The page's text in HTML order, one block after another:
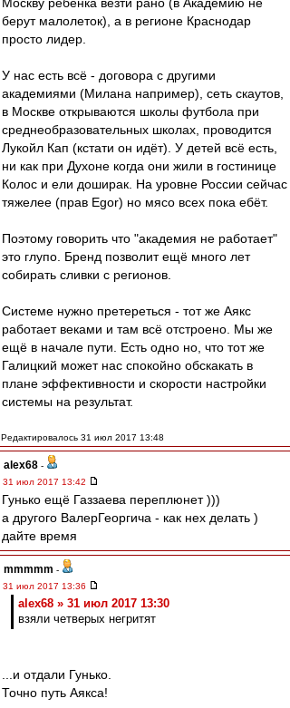
берут малолеток), а в регионе Краснодар
просто лидер.
У нас есть всё - договора с другими
академиями (Милана например), сеть скаутов,
в Москве открываются школы футбола при
среднеобразовательных школах, проводится
Лукойл Кап (кстати он идёт). У детей всё есть,
ни как при Духоне когда они жили в гостинице
Колос и ели доширак. На уровне России сейчас
тяжелее (прав Egor) но мясо всех пока ебёт.
Поэтому говорить что "академия не работает"
это глупо. Бренд позволит ещё много лет
собирать сливки с регионов.
Системе нужно претереться - тот же Аякс
работает веками и там всё отстроено. Мы же
ещё в начале пути. Есть одно но, что тот же
Галицкий может нас спокойно обскакать в
плане эффективности и скорости настройки
системы на результат.
Редактировалось 31 июл 2017 13:48
alex68 -
31 июл 2017 13:42
Гунько ещё Газзаева переплюнет )))
а другого ВалерГеоргича - как нех делать )
дайте время
mmmmm -
31 июл 2017 13:36
alex68 » 31 июл 2017 13:30
взяли четверых негритят
...и отдали Гунько.
Точно путь Аякса!